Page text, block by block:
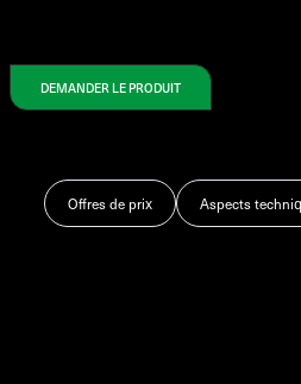
DEMANDER LE PRODUIT
Offres de prix Aspects